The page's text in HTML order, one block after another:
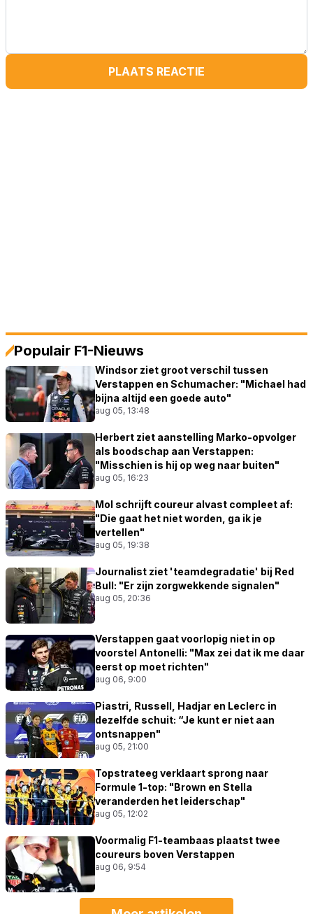
PLAATS REACTIE
Populair F1-Nieuws
Windsor ziet groot verschil tussen
Verstappen en Schumacher: "Michael had
bijna altijd een goede auto"
aug 05, 13:48
Herbert ziet aanstelling Marko-opvolger
als boodschap aan Verstappen:
"Misschien is hij op weg naar buiten"
aug 05, 16:23
Mol schrijft coureur alvast compleet af:
"Die gaat het niet worden, ga ik je
vertellen"
aug 05, 19:38
Journalist ziet 'teamdegradatie' bij Red
Bull: "Er zijn zorgwekkende signalen"
aug 05, 20:36
Verstappen gaat voorlopig niet in op
voorstel Antonelli: "Max zei dat ik me daar
eerst op moet richten"
aug 06, 9:00
Piastri, Russell, Hadjar en Leclerc in
dezelfde schuit: “Je kunt er niet aan
ontsnappen"
aug 05, 21:00
Topstrateeg verklaart sprong naar
Formule 1-top: "Brown en Stella
veranderden het leiderschap"
aug 05, 12:02
Voormalig F1-teambaas plaatst twee
coureurs boven Verstappen
aug 06, 9:54